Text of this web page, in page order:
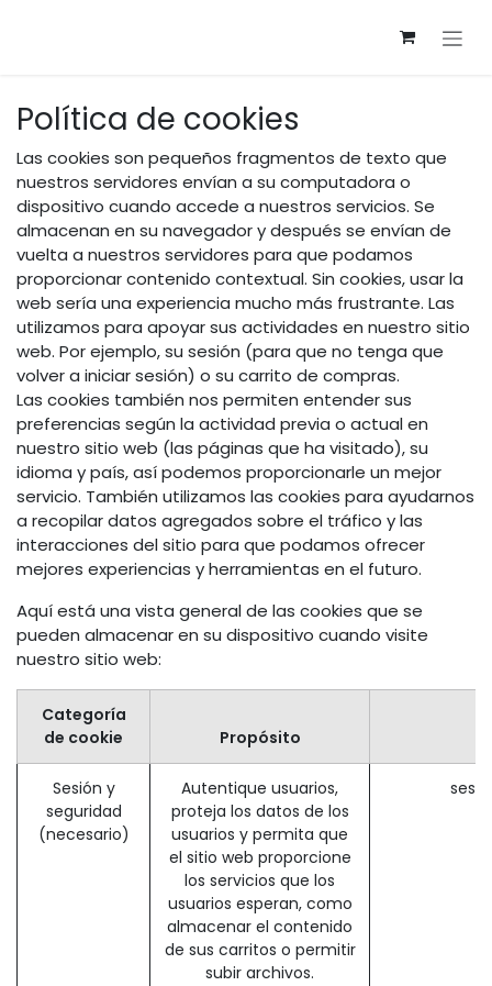
Política de cookies
Las cookies son pequeños fragmentos de texto que
nuestros servidores envían a su computadora o
dispositivo cuando accede a nuestros servicios. Se
almacenan en su navegador y después se envían de
vuelta a nuestros servidores para que podamos
proporcionar contenido contextual. Sin cookies, usar la
web sería una experiencia mucho más frustrante. Las
utilizamos para apoyar sus actividades en nuestro sitio
web. Por ejemplo, su sesión (para que no tenga que
volver a iniciar sesión) o su carrito de compras.
Las cookies también nos permiten entender sus
preferencias según la actividad previa o actual en
nuestro sitio web (las páginas que ha visitado), su
idioma y país, así podemos proporcionarle un mejor
servicio. También utilizamos las cookies para ayudarnos
a recopilar datos agregados sobre el tráfico y las
interacciones del sitio para que podamos ofrecer
mejores experiencias y herramientas en el futuro.
Aquí está una vista general de las cookies que se
pueden almacenar en su dispositivo cuando visite
nuestro sitio web:
Categoría
de cookie
Propósito
Sesión y
seguridad
(necesario)
Autentique usuarios,
proteja los datos de los
usuarios y permita que
el sitio web proporcione
los servicios que los
usuarios esperan, como
almacenar el contenido
de sus carritos o permitir
subir archivos.